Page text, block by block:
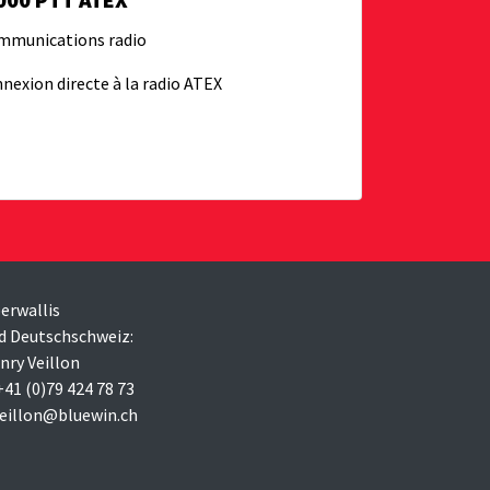
radio
directe à la radio ATEX
Deutschschweiz:
Veillon
(0)79 424 78 73